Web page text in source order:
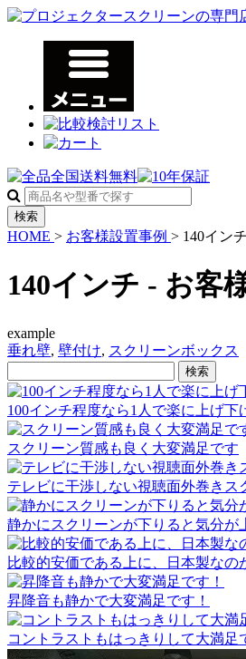
検索
HOME > お客様設置事例 > 140インチ
140インチ - お客
example
垂れ壁, 壁付け, スクリーンボックス
100インチ程度なら1人で楽に上げ下
スクリーン質感も良く大変満足です
テレビに干渉しない視聴面外巻きス
静かにスクリーンが下りると気分が
比較的安価である上に、日本製なの
昇降音も静かで大変満足です！
コントラストもはっきりして大満足